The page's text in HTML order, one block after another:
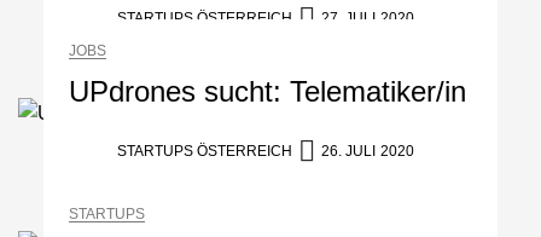
STARTUPS ÖSTERREICH
27. JULI 2020
JOBS
UPdrones sucht: Telematiker/in
STARTUPS ÖSTERREICH 26. JULI 2020
STARTUPS